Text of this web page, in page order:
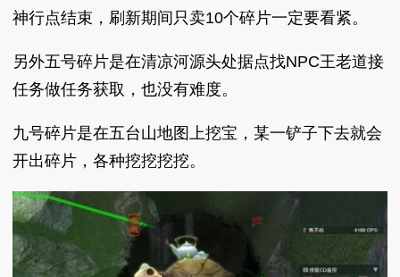
神行点结束，刷新期间只卖10个碎片一定要看紧。
另外五号碎片是在清凉河源头处据点找NPC王老道接
任务做任务获取，也没有难度。
九号碎片是在五台山地图上挖宝，某一铲子下去就会
开出碎片，各种挖挖挖挖。